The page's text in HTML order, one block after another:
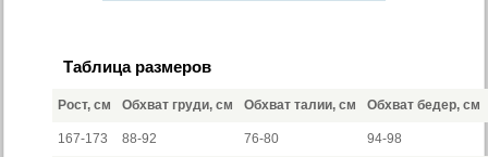
Таблица размеров
Рост, см Обхват груди, см Обхват талии, см Обхват бедер, см
167-173 88-92 76-80 94-98